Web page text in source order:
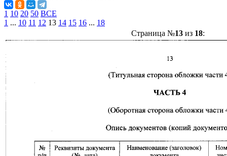
1 10 20 50 ВСЕ
1 ... 10 11 12 13 14 15 16 ... 18
Страница №13из 18: